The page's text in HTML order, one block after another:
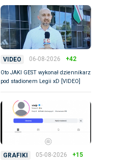
VIDEO 06-08-2026 +42
Oto JAKI GEST wykonał dziennikarz
pod stadionem Legii xD [VIDEO]
GRAFIKI 05-08-2026 +15